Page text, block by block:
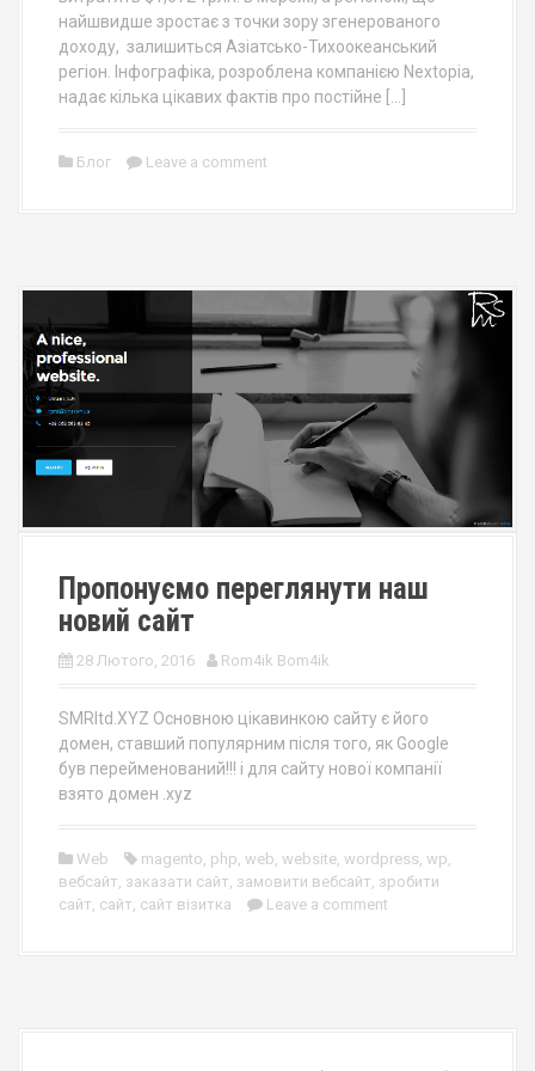
найшвидше зростає з точки зору згенерованого
доходу, залишиться Азіатсько-Тихоокеанський
регіон. Інфографіка, розроблена компанією Nextopia,
надає кілька цікавих фактів про постійне […]
Блог Leave a comment
Пропонуємо переглянути наш
новий сайт
28 Лютого, 2016 Rom4ik Bom4ik
SMRltd.XYZ Основною цікавинкою сайту є його
домен, ставший популярним після того, як Google
був перейменований!!! і для сайту нової компанії
взято домен .xyz
Web magento php web website wordpress wp
вебсайт заказати сайт замовити вебсайт зробити
сайт сайт сайт візитка Leave a comment